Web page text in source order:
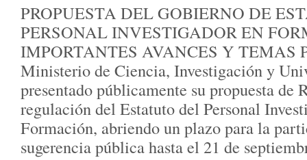
PROPUESTA DEL GOBIERNO DE
PERSONAL INVESTIGADOR EN
IMPORTANTES AVANCES Y TEMAS
Ministerio de Ciencia, Investigación y
presentado públicamente su propuesta de
regulación del Estatuto del Personal
Formación, abriendo un plazo para la
sugerencia pública hasta el 21 de